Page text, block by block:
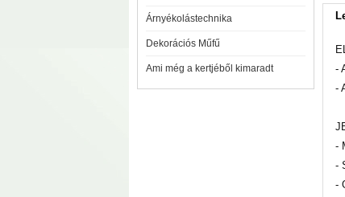
Árnyékolástechnika
Dekorációs Műfű
Ami még a kertjéből kimaradt
-
-
-
-
-